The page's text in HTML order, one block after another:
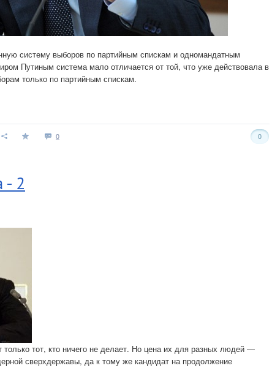
систему выборов по партийным спискам и одномандатным
Путиным система мало отличается от той, что уже действовала в
только по партийным спискам.
0 0
- 2
только тот, кто ничего не делает. Но цена их для разных людей —
сверхдержавы, да к тому же кандидат на продолжение